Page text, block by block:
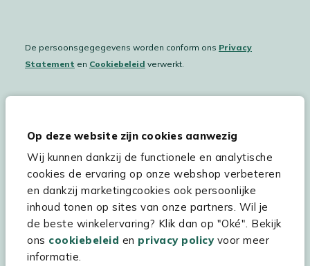
Op deze website zijn cookies aanwezig
Wij kunnen dankzij de functionele en analytische
cookies de ervaring op onze webshop verbeteren
en dankzij marketingcookies ook persoonlijke
inhoud tonen op sites van onze partners. Wil je
de beste winkelervaring? Klik dan op "Oké". Bekijk
ons cookiebeleid en privacy policyvoor meer
informatie.
De persoonsgegegevens worden conform ons Privacy
Statement en Cookiebeleid verwerkt.
Hulp & service
Assortiment
Kees Smit Tuinmeubelen
Experience Stores XXL